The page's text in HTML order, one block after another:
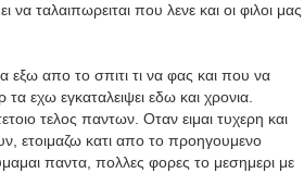
ταλαιπωρειται που λενε και οι φιλοι μας
εξω απο το σπιτι τι να φας και που να
εχω εγκαταλειψει εδω και χρονια.
τελος παντων. Οταν ειμαι τυχερη και
ετοιμαζω κατι απο το προηγουμενο
παντα, πολλες φορες το μεσημερι με